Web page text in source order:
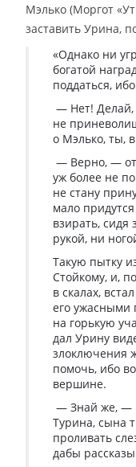
Мэлько (Моргот
заставить Урина,
«Однако ни
богатой
поддаться,
— Нет! Делай,
не
о Мэлько, ты,
— Верно, —
уж более не
не стану
мало
взирать, сидя
рукой, ни
Такую пытку
Стойкому, и,
в скалах,
его ужасными
на горькую
дал Урину
злоключения
помочь, ибо
вершине.
— Знай же, —
Турина, сына
проливать
дабы